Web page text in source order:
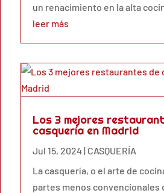
un renacimiento en la alta
leer más
Los 3 mejores
casquería en Madrid
Jul 15, 2024| CASQUERÍA
La casquería, o el arte de
partes menos convencionales